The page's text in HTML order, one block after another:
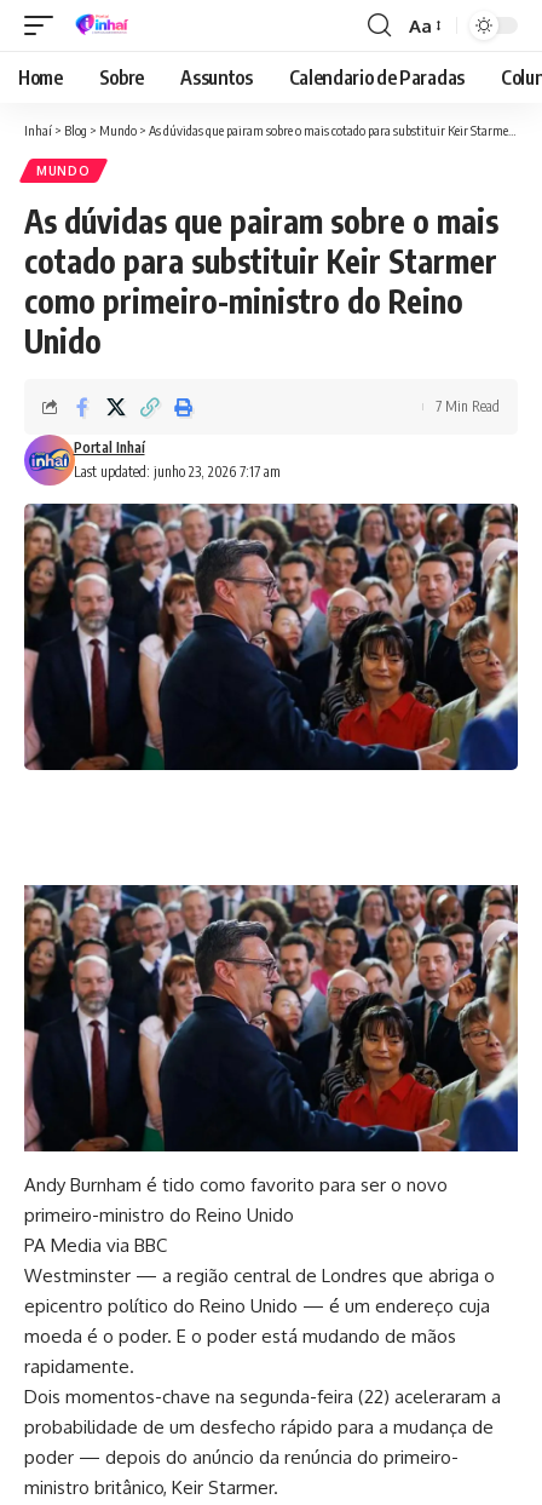
Font
Resizer
Aa
Home Sobre Assuntos Calendario de Paradas
Inhaí > Blog > Mundo > As dúvidas que pairam sobre o mais cotado para substituir Keir Starmer como primeiro-ministro do Reino Unido
MUNDO
As dúvidas que pairam sobre o mais
cotado para substituir Keir Starmer
como primeiro-ministro do Reino
Unido
Last updated: junho 23, 2026 7:17 am
Portal Inhaí
7 Min Read
Andy Burnham é tido como favorito para ser o novo
primeiro-ministro do Reino Unido
PA Media via BBC
Westminster — a região central de Londres que abriga o
epicentro político do Reino Unido — é um endereço cuja
moeda é o poder. E o poder está mudando de mãos
rapidamente.
Dois momentos-chave na segunda-feira (22) aceleraram a
probabilidade de um desfecho rápido para a mudança de
poder — depois do anúncio da renúncia do primeiro-
ministro britânico, Keir Starmer.